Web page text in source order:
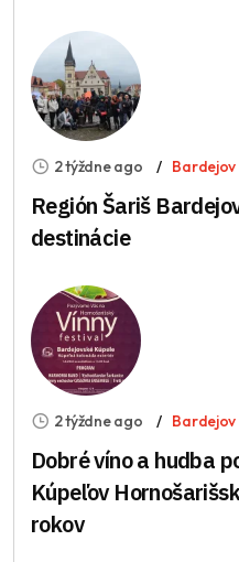
2 týždne ago Bardejov
Región Šariš
destinácie
2 týždne ago Bardejov
Dobré víno a hudba
Kúpeľov
rokov